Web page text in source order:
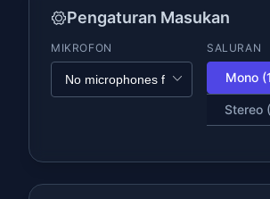
Pengaturan Masukan
MIKROFON SALURAN
Mono
Stereo